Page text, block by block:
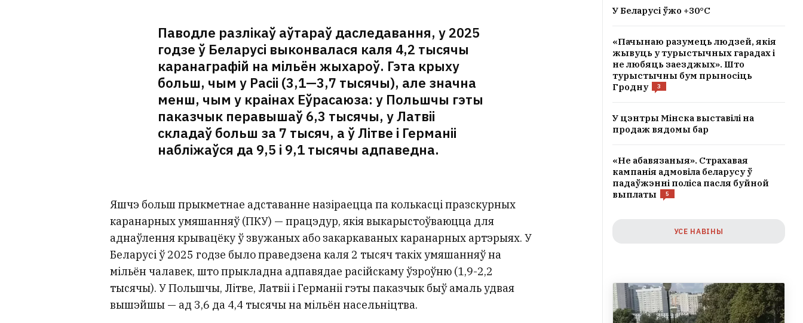
Паводле разлікаў аўтараў даследавання, у 2025
годзе ў Беларусі выконвалася каля 4,2 тысячы
каранаграфій на мільён жыхароў. Гэта крыху
больш, чым у Расіі (3,1—3,7 тысячы), але значна
менш, чым у краінах Еўрасаюза: у Польшчы гэты
паказчык перавышаў 6,3 тысячы, у Латвіі
складаў больш за 7 тысяч, а ў Літве і Германіі
набліжаўся да 9,5 і 9,1 тысячы адпаведна.
Яшчэ больш прыкметнае адставанне назіраецца па колькасці празскурных
каранарных умяшанняў (ПКУ) — працэдур, якія выкарыстоўваюцца для
аднаўлення крывацёку ў звужаных або закаркаваных каранарных артэрыях. У
Беларусі ў 2025 годзе было праведзена каля 2 тысяч такіх умяшанняў на
мільён чалавек, што прыкладна адпавядае расійскаму ўзроўню (1,9-2,2
тысячы). У Польшчы, Літве, Латвіі і Германіі гэты паказчык быў амаль удвая
вышэйшы — ад 3,6 да 4,4 тысячы на мільён насельніцтва.
У Беларусі ўжо +30°С
«Пачынаю разумець людзей, якія
жывуць у турыстычных гарадах і
не любяць заезджых». Што
турыстычны бум прыносіць
Гродну
3
У цэнтры Мінска выставілі на
продаж вядомы бар
«Не абавязаныя». Страхавая
кампанія адмовіла беларусу ў
падаўжэнні поліса пасля буйной
выплаты
5
УСЕ НАВІНЫ